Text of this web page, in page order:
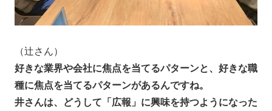
（辻さん）
好きな業界や会社に焦点を当てるパターンと、好きな職
種に焦点を当てるパターンがあるんですね。
井さんは、どうして「広報」に興味を持つようになった